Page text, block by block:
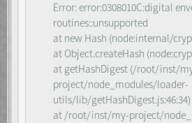
Error: error:0308010C:digital
routines::unsupported
at new Hash (node:internal/
at Object.createHash
at getHashDigest (/root/inst/
project/node_modules/loader-
utils/lib/getHashDigest.js:46:34)
at /root/inst/my-project/